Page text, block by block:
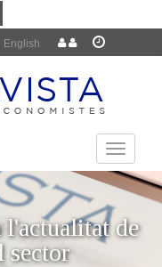
English
TOGGLE
l'actualitat de
sector